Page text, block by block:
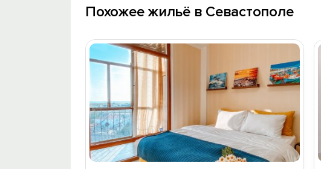
Похожее жильё в Севастополе